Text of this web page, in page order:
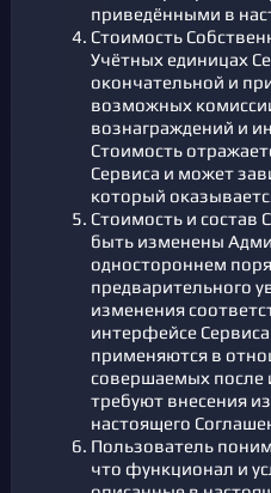
приведёнными в
Стоимость
Учётных единицах
окончательной и
возможных
вознаграждений и
Стоимость
Сервиса и может
который
Стоимость и состав
быть изменены
одностороннем
предварительного
изменения
интерфейсе
применяются в
совершаемых после
требуют внесения
настоящего
Пользователь
что функционал и